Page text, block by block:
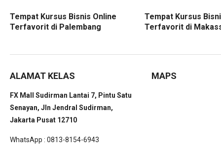
Tempat Kursus Bisnis Online
Terfavorit di Palembang
Tempat Kursus
Terfavorit di
ALAMAT KELAS
FX Mall Sudirman Lantai 7, Pintu Satu
Senayan, Jln Jendral Sudirman,
Jakarta Pusat 12710
WhatsApp : 0813-8154-6943
MAPS